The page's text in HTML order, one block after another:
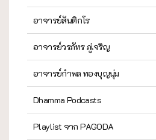
อาจารย์สันติกโร
อาจารย์วรภัทร ภู่เจริญ
อาจารย์กำพล ทองบุญนุ่ม
Dhamma Podcasts
Playlist จาก PAGODA